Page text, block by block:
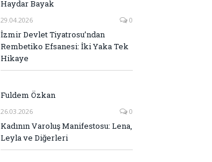
Haydar Bayak
29.04.2026 0
İzmir Devlet Tiyatrosu’ndan
Rembetiko Efsanesi: İki Yaka Tek
Hikaye
Fuldem Özkan
26.03.2026 0
Kadının Varoluş Manifestosu: Lena,
Leyla ve Diğerleri